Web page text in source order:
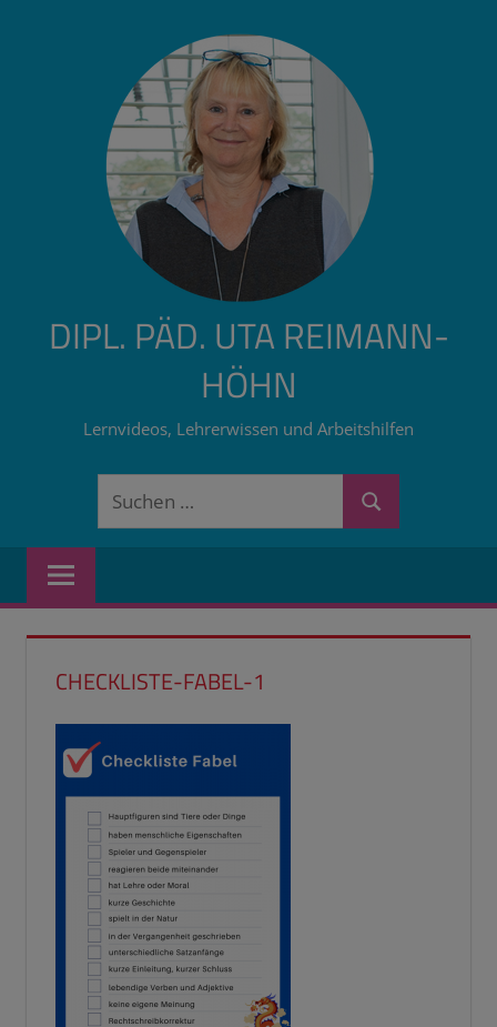
DIPL. PÄD. UTA REIMANN-
HÖHN
Lernvideos, Lehrerwissen und Arbeitshilfen
Suchen
Suchen
CHECKLISTE-FABEL-1